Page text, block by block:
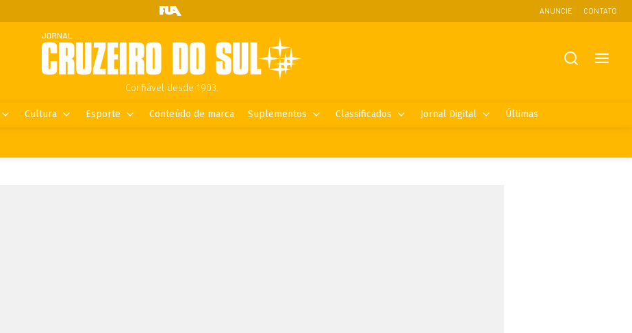
ANUNCIE CONTATO
Confiável desde 1903.
Cultura Esporte Conteúdo de marca Suplementos Classificados Jornal Digital Últimas